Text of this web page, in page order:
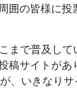
囲の皆様に投
まで普及して
稿サイトがあ
、いきなりサ